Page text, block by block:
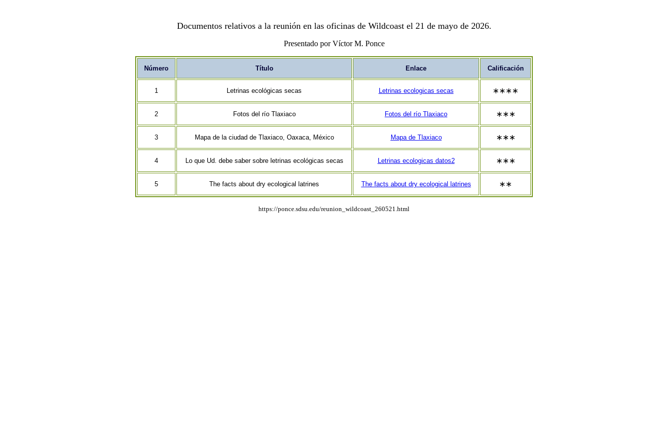
Documentos relativos a la reunión en las oficinas de Wildcoast el 21 de mayo de 2026.
Presentado por Víctor M. Ponce
Número Título Enlace Calificación
1 Letrinas ecológicas secas Letrinas ecologicas secas ∗∗∗∗
2 Fotos del río Tlaxiaco Fotos del río Tlaxiaco ∗∗∗
3 Mapa de la ciudad de Tlaxiaco, Oaxaca, México Mapa de Tlaxiaco ∗∗∗
4 Lo que Ud. debe saber sobre letrinas ecológicas secas Letrinas ecologicas datos2 ∗∗∗
5 The facts about dry ecological latrines The facts about dry ecological latrines ∗∗
https://ponce.sdsu.edu/reunion_wildcoast_260521.html